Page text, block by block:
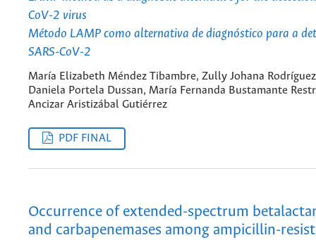
CoV-2 virus
Método LAMP como alternativa de diagnóstico para a
SARS-CoV-2
María Elizabeth Méndez Tibambre, Zully Johana
Daniela Portela Dussan, María Fernanda Bustamante
Ancizar Aristizábal Gutiérrez
PDF FINAL
Occurrence of extended-spectrum
and carbapenemases among ampicillin-